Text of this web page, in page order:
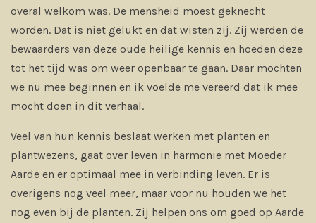
overal welkom was. De mensheid moest geknecht
worden. Dat is niet gelukt en dat wisten zij. Zij werden de
bewaarders van deze oude heilige kennis en hoeden deze
tot het tijd was om weer openbaar te gaan. Daar mochten
we nu mee beginnen en ik voelde me vereerd dat ik mee
mocht doen in dit verhaal.
Veel van hun kennis beslaat werken met planten en
plantwezens, gaat over leven in harmonie met Moeder
Aarde en er optimaal mee in verbinding leven. Er is
overigens nog veel meer, maar voor nu houden we het
nog even bij de planten. Zij helpen ons om goed op Aarde